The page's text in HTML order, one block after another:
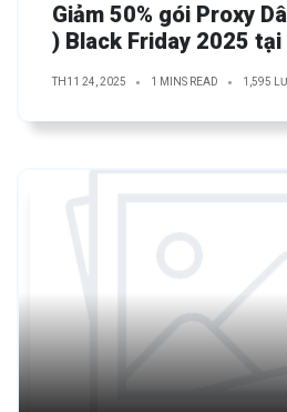
Giảm 50% gói Proxy
) Black Friday 2025 tại
TH11 24, 2025 1 MINS READ 1,595